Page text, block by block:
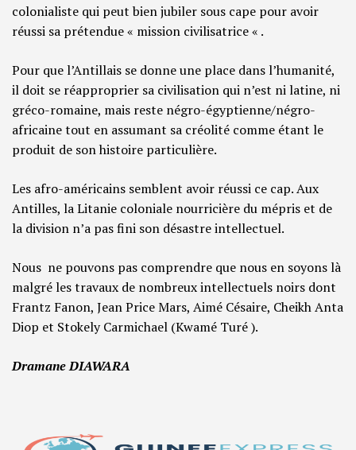
colonialiste qui peut bien jubiler sous cape pour avoir
réussi sa prétendue « mission civilisatrice « .
Pour que l’Antillais se donne une place dans l’humanité,
il doit se réapproprier sa civilisation qui n’est ni latine, ni
gréco-romaine, mais reste négro-égyptienne/négro-
africaine tout en assumant sa créolité comme étant le
produit de son histoire particulière.
Les afro-américains semblent avoir réussi ce cap. Aux
Antilles, la Litanie coloniale nourricière du mépris et de
la division n’a pas fini son désastre intellectuel.
Nous ne pouvons pas comprendre que nous en soyons là
malgré les travaux de nombreux intellectuels noirs dont
Frantz Fanon, Jean Price Mars, Aimé Césaire, Cheikh Anta
Diop et Stokely Carmichael (Kwamé Turé ).
Dramane DIAWARA